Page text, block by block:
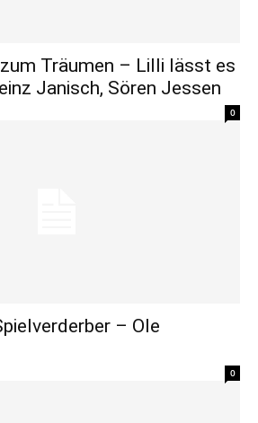
Träumen – Lilli lässt es
Janisch, Sören Jessen
0
– Ole
0